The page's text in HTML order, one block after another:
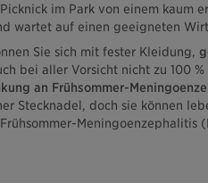
im Park von einem kaum
wartet auf einen geeigneten
Sie sich mit fester Kleidung,
bei aller Vorsicht nicht zu 100
an Frühsommer-
Stecknadel, doch sie können
Meningoenzephalitis